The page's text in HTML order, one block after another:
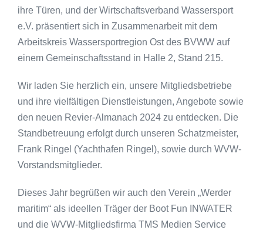
ihre Türen, und der Wirtschaftsverband Wassersport
e.V. präsentiert sich in Zusammenarbeit mit dem
Arbeitskreis Wassersportregion Ost des BVWW auf
einem Gemeinschaftsstand in Halle 2, Stand 215.
Wir laden Sie herzlich ein, unsere Mitgliedsbetriebe
und ihre vielfältigen Dienstleistungen, Angebote sowie
den neuen Revier-Almanach 2024 zu entdecken. Die
Standbetreuung erfolgt durch unseren Schatzmeister,
Frank Ringel (Yachthafen Ringel), sowie durch WVW-
Vorstandsmitglieder.
Dieses Jahr begrüßen wir auch den Verein „Werder
maritim“ als ideellen Träger der Boot Fun INWATER
und die WVW-Mitgliedsfirma TMS Medien Service